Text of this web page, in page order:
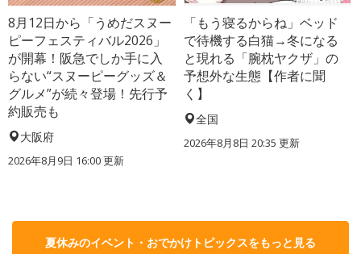
8月12日から「うめだスヌー
ピーフェスティバル2026」
が開幕！阪急でしか手に入
らない“スヌーピーグッズ＆
グルメ”が続々登場！先行予
約販売も
大阪府
2026年8月9日 16:00更新
「もう寝るからね」ベッド
で待機する白猫→冬になる
と現れる「腕枕ヤクザ」の
予想外な生態【作者に聞
く】
全国
2026年8月8日 20:35 更新
夏休みのイベント・おでかけトピックスをもっと見る